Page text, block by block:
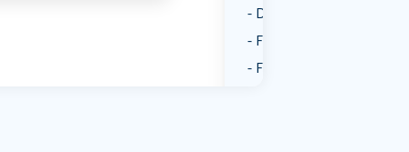
Dansen
Fietsen
Film